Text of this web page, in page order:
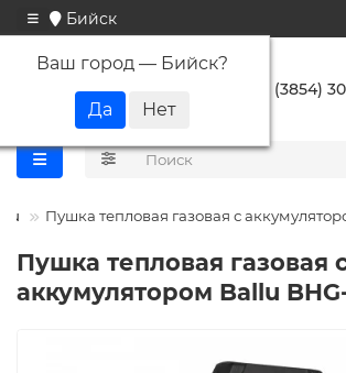
Бийск
Ваш город — Бийск?
+7 (3854)
Пушка тепловая газовая с
Пушка тепловая газовая
аккумулятором Ballu